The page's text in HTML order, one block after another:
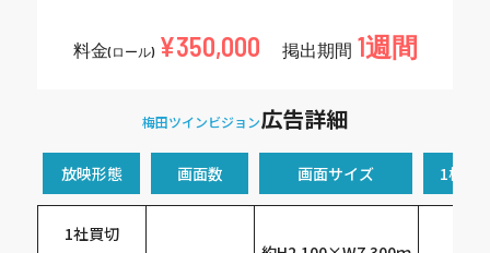
料金(ロール) ¥350,000 掲出期間 1週間
梅田ツインビジョン広告詳細
放映形態 画面数 画面サイズ 1枠／
1社買切